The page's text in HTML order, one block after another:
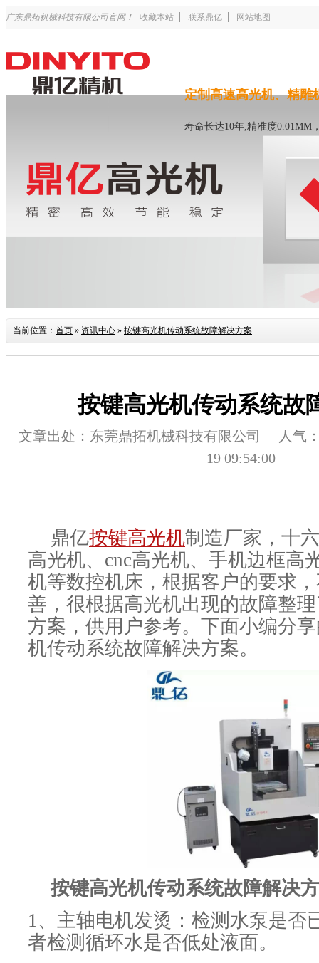
广东鼎拓机械科技有限公司官网！ 收藏本站 联系鼎亿 网站地图
定制高速高光机、精雕
寿命长达10年,精准度0.01MM
当前位置： 首页 » 资讯中心 » 按键高光机传动系统故障解决方案
按键高光机传动系统故
文章出处：东莞鼎拓机械科技有限公司
人气
19 09:54:00
鼎亿按键高光机制造厂家，十
高光机、cnc高光机、手机边框高
机等数控机床，根据客户的要求
善，很根据高光机出现的故障整
方案，供用户参考。下面小编分
机传动系统故障解决方案。
按键高光机传动系统故障解决
1、主轴电机发烫：检测水泵是否
者检测循环水是否低处液面。